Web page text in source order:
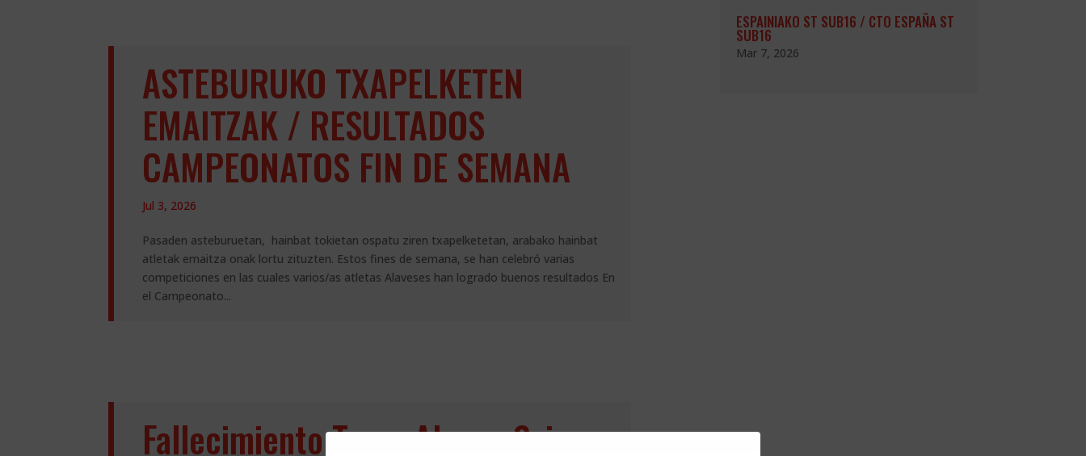
ASTEBURUKO TXAPELKETEN
EMAITZAK / RESULTADOS
CAMPEONATOS FIN DE SEMANA
Jul 3, 2026
Pasaden asteburuetan, hainbat tokietan ospatu ziren txapelketetan, arabako hainbat
atletak emaitza onak lortu zituzten. Estos fines de semana, se han celebró varias
competiciones en las cuales varios/as atletas Alaveses han logrado buenos resultados En
el Campeonato...
Fallecimiento Txaro Alonso Sainz-
ESPAINIAKO ST SUB16 / CTO ESPAÑA ST
SUB16
Mar 7, 2026